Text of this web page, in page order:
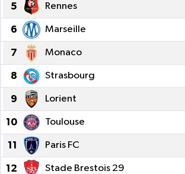
5 Rennes
6 Marseille
7 Monaco
8 Strasbourg
9 Lorient
10 Toulouse
11 Paris FC
12 Stade Brestois 29